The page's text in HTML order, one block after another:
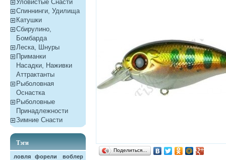
Уловистые Снасти
Спиннинги, Удилища
Катушки
Сбирулино,
Бомбарда
Леска, Шнуры
Приманки
Насадки, Наживки
Aттрактанты
Рыболовная
Оснастка
Рыболовные
Принадлежности
Зимние Снасти
Тэги
ловля форели
воблер
Поделиться…